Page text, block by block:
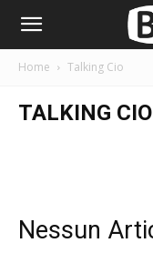
Home Talking Cio
TALKING CIO
Nessun